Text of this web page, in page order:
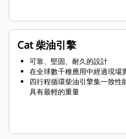
Cat 柴油引擎
可靠、堅固、耐久的設計
在全球數千種應用中經過現場
四行程循環柴油引擎集一致性
具有最輕的重量